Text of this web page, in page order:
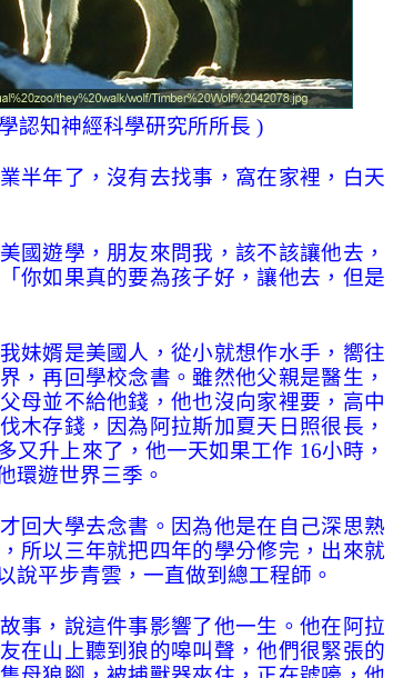
認知神經科學研究所所長 )
半年了，沒有去找事，窩在家裡，白天
國遊學，朋友來問我，該不該讓他去，
你如果真的要為孩子好，讓他去，但是
妹婿是美國人，從小就想作水手，嚮往
，再回學校念書。雖然他父親是醫生，
母並不給他錢，他也沒向家裡要，高中
木存錢，因為阿拉斯加夏天日照很長，
又升上來了，他一天如果工作 16小時，
環遊世界三季。
回大學去念書。因為他是在自己深思熟
所以三年就把四年的學分修完，出來就
說平步青雲，一直做到總工程師。
事，說這件事影響了他一生。他在阿拉
在山上聽到狼的嗥叫聲，他們很緊張的